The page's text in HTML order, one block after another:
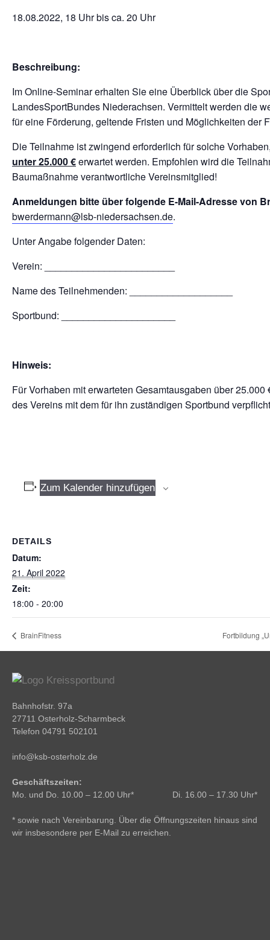
18.08.2022, 18 Uhr bis ca. 20 Uhr
Beschreibung:
Im Online-Seminar erhalten Sie eine Überblick über die
LandesSportBundes Niederachsen. Vermittelt werden die
für eine Förderung, geltende Fristen und Möglichkeiten der
Die Teilnahme ist zwingend erforderlich für solche
unter 25.000 €erwartet werden. Empfohlen wird die
Baumaßnahme verantwortliche Vereinsmitglied!
Anmeldungen bitte über folgende E-Mail-Adresse von
bwerdermann@lsb-niedersachsen.de.
Unter Angabe folgender Daten:
Verein: ________________________
Name des Teilnehmenden: ___________________
Sportbund: _____________________
Hinweis:
Für Vorhaben mit erwarteten Gesamtausgaben über
des Vereins mit dem für ihn zuständigen Sportbund
Zum Kalender hinzufügen
DETAILS
Datum:
21. April 2022
Zeit:
18:00 - 20:00
BrainFitness Fortbildung
Bahnhofstr. 97a
27711 Osterholz-Scharmbeck
Telefon 04791 502101
info@ksb-osterholz.de
Geschäftszeiten:
Mo. und Do. 10.00 – 12.00 Uhr* Di. 16.00 – 17.30 Uhr*
* sowie nach Vereinbarung. Über die Öffnungszeiten hinaus sind
wir insbesondere per E-Mail zu erreichen.